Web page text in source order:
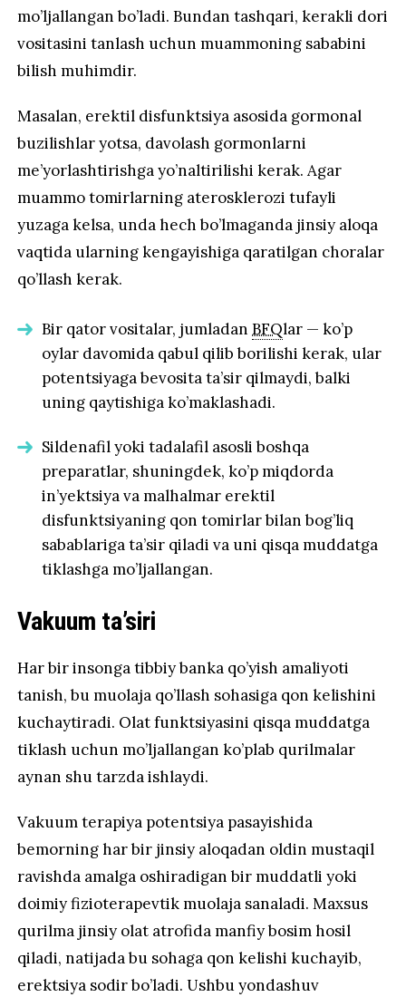
mo’ljallangan bo’ladi. Bundan tashqari, kerakli dori
vositasini tanlash uchun muammoning sababini
bilish muhimdir.
Masalan, erektil disfunktsiya asosida gormonal
buzilishlar yotsa, davolash gormonlarni
me’yorlashtirishga yo’naltirilishi kerak. Agar
muammo tomirlarning aterosklerozi tufayli
yuzaga kelsa, unda hech bo’lmaganda jinsiy aloqa
vaqtida ularning kengayishiga qaratilgan choralar
qo’llash kerak.
Bir qator vositalar, jumladanBFQlar — ko’p
oylar davomida qabul qilib borilishi kerak, ular
potentsiyaga bevosita ta’sir qilmaydi, balki
uning qaytishiga ko’maklashadi.
Sildenafil yoki tadalafil asosli boshqa
preparatlar, shuningdek, ko’p miqdorda
in’yektsiya va malhalmar erektil
disfunktsiyaning qon tomirlar bilan bog’liq
sabablariga ta’sir qiladi va uni qisqa muddatga
tiklashga mo’ljallangan.
Vakuum ta’siri
Har bir insonga tibbiy banka qo’yish amaliyoti
tanish, bu muolaja qo’llash sohasiga qon kelishini
kuchaytiradi. Olat funktsiyasini qisqa muddatga
tiklash uchun mo’ljallangan ko’plab qurilmalar
aynan shu tarzda ishlaydi.
Vakuum terapiya potentsiya pasayishida
bemorning har bir jinsiy aloqadan oldin mustaqil
ravishda amalga oshiradigan bir muddatli yoki
doimiy fizioterapevtik muolaja sanaladi. Maxsus
qurilma jinsiy olat atrofida manfiy bosim hosil
qiladi, natijada bu sohaga qon kelishi kuchayib,
erektsiya sodir bo’ladi. Ushbu yondashuv